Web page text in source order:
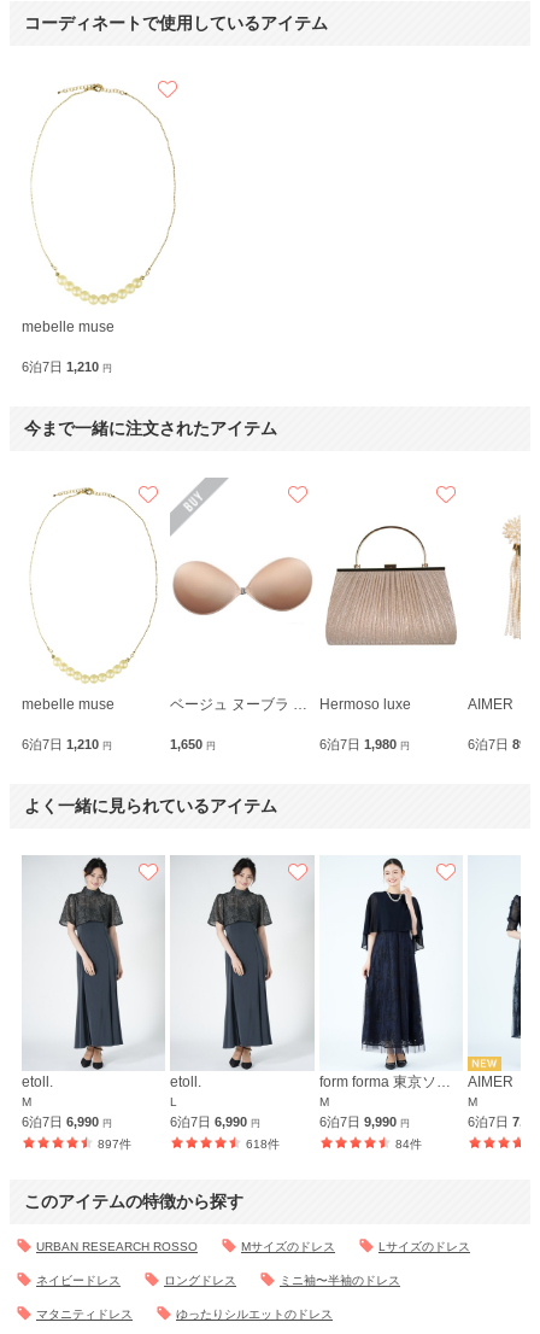
コーディネートで使用しているアイテム
mebelle muse
6泊7日 1,210 円
今まで一緒に注文されたアイテム
mebelle muse
6泊7日 1,210 円 1,650円
Hermoso luxe
6泊7日 1,980 円
AIMER
6泊7日 890
よく一緒に見られているアイテム
etoll.
M
6泊7日 6,990 円
897件
etoll.
L
6泊7日6,990円
618件
M
6泊7日 9,990 円
84件
AIMER
M
6泊7日
このアイテムの特徴から探す
URBAN RESEARCH ROSSO Mサイズのドレス Lサイズのドレス
ネイビードレス ロングドレス ミニ袖〜半袖のドレス
マタニティドレス ゆったりシルエットのドレス